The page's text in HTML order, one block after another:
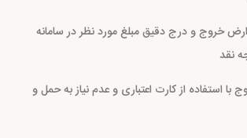
خروج و درج دقیق مبلغ مورد نظر در سامانه
نقد
با استفاده از کارت اعتباری و عدم نیاز به حمل و